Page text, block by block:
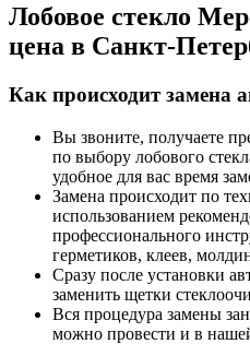
Лобовое стекло
цена в Санкт-
Как происходит замена
Вы звоните, получаете
по выбору лобового
удобное для вас время
Замена происходит по
использованием
профессионального
герметиков, клеев,
Сразу после установки
заменить щетки
Вся процедура замены
можно провести и в